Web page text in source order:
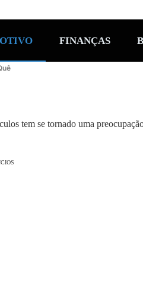
FINANÇAS
tem se tornado uma